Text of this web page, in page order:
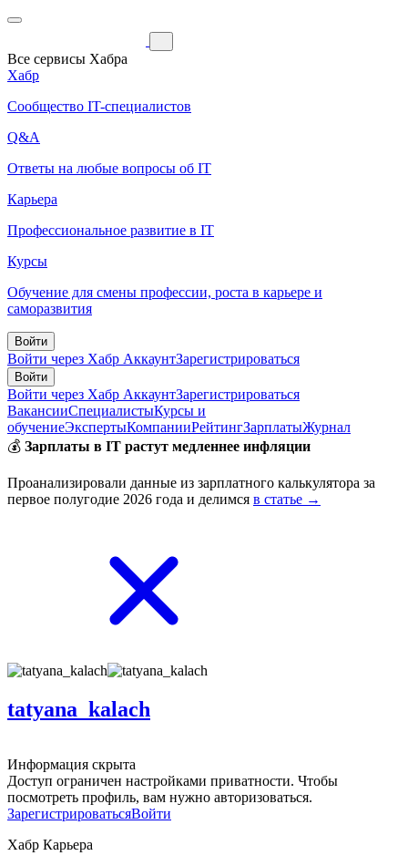
Все сервисы Хабра
Хабр
Сообщество IT-специалистов
Q&A
Ответы на любые вопросы об IT
Карьера
Профессиональное развитие в IT
Курсы
Обучение для смены профессии, роста в карьере и
саморазвития
Войти
Войти через Хабр АккаунтЗарегистрироваться
Войти
Войти через Хабр АккаунтЗарегистрироваться
ВакансииСпециалистыКурсы и
обучениеЭкспертыКомпанииРейтингЗарплатыЖурнал
💰 Зарплаты в IT растут медленнее инфляции
Проанализировали данные из зарплатного калькулятора за
первое полугодие 2026 года и делимся в статье →
tatyana_kalach
Информация скрыта
Доступ ограничен настройками приватности. Чтобы
посмотреть профиль, вам нужно авторизоваться.
ЗарегистрироватьсяВойти
Хабр Карьера